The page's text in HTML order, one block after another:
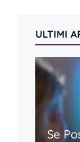
ULTIMI
Se